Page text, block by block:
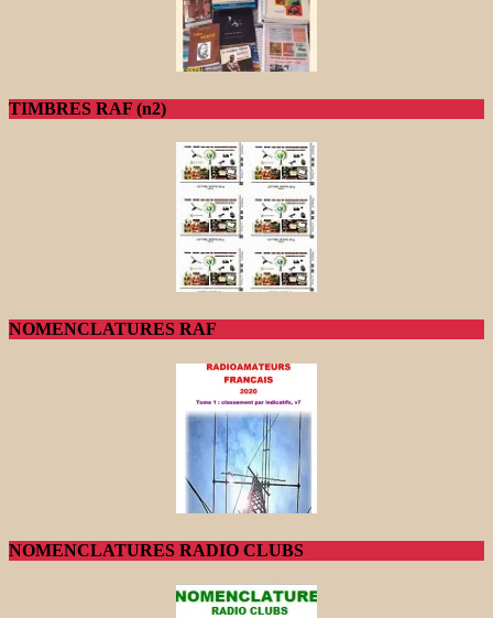
TIMBRES RAF (n2)
NOMENCLATURES RAF
NOMENCLATURES RADIO CLUBS